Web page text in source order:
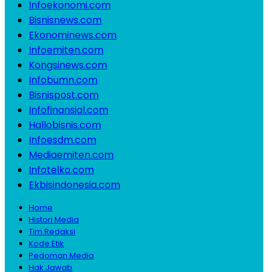
Infoekonomi.com
Bisnisnews.com
Ekonominews.com
Infoemiten.com
Kongsinews.com
Infobumn.com
Bisnispost.com
Infofinansial.com
Hallobisnis.com
Infoesdm.com
Mediaemiten.com
Infotelko.com
Ekbisindonesia.com
Home
Histori Media
Tim Redaksi
Kode Etik
Pedoman Media
Hak Jawab